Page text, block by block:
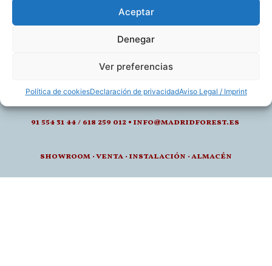
Aceptar
Denegar
Ver preferencias
Política de cookiesDeclaración de privacidadAviso Legal / Imprint
l-v: 8.30-14 / 15-18h
91 554 31 44 / 618 259 012 • info@madridforest.es
showroom ·venta · instalación · almacén